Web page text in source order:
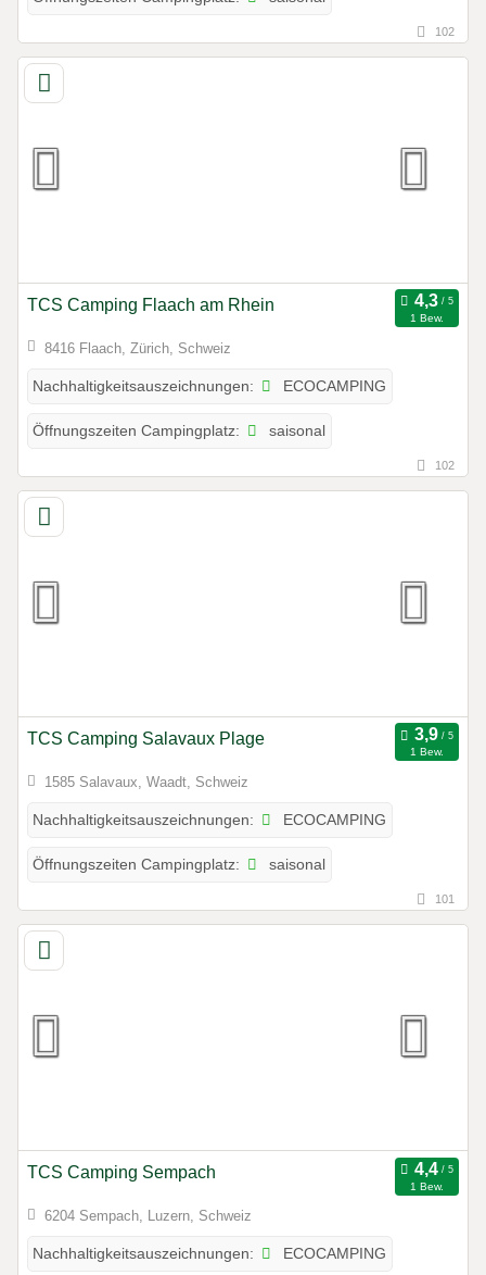
102
TCS Camping Flaach am Rhein
1 Bew.
8416 Flaach, Zürich, Schweiz
Nachhaltigkeitsauszeichnungen: ECOCAMPING
Öffnungszeiten Campingplatz: saisonal
102
TCS Camping Salavaux Plage
1 Bew.
1585 Salavaux, Waadt, Schweiz
Nachhaltigkeitsauszeichnungen: ECOCAMPING
Öffnungszeiten Campingplatz: saisonal
101
TCS Camping Sempach
1 Bew.
6204 Sempach, Luzern, Schweiz
Nachhaltigkeitsauszeichnungen: ECOCAMPING